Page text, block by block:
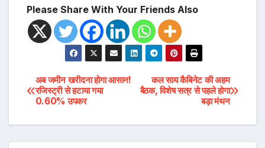
Please Share With Your Friends Also
Post
navigation
कल साय कैबिनेट की अहम
बैठक, विशेष सत्र से पहले होगा
बड़ा मंथन
अब जमीन खरीदना होगा आसान!
रजिस्ट्री से हटाया गया
0.60% उपकर